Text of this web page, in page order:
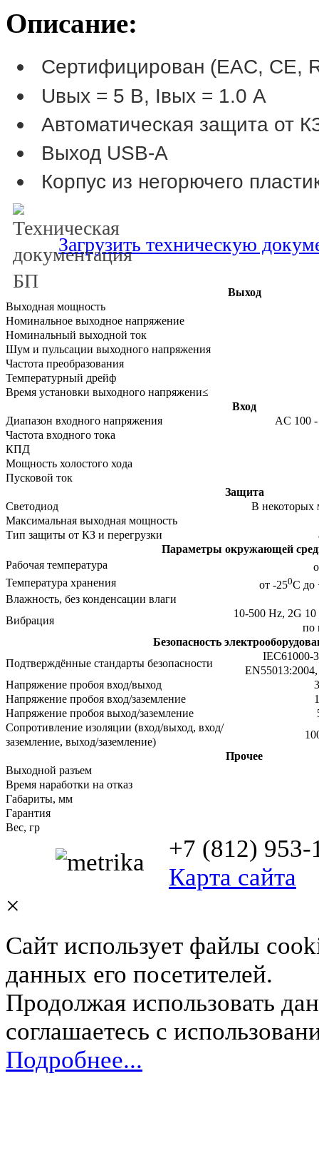
Описание:
Сертифицирован (EAC, CE,
Uвых = 5 В, Iвых = 1.0 А
Автоматическая защита от
Выход USB-A
Корпус из негорючего
Загрузить техническую
Выход
Выходная мощность
Номинальное выходное напряжение
Номинальный выходной ток
Шум и пульсации выходного напряжения
Частота преобразования
Температурный дрейф
Время установки выходного напряжени≤
Вход
Диапазон входного напряжения
AC 100
Частота входного тока
КПД
Мощность холостого хода
Пусковой ток
Защита
Светодиод
В некоторых
Максимальная выходная мощность
Тип защиты от КЗ и перегрузки
Параметры окружающей
Рабочая температура
Температура хранения
от -250C до
Влажность, без конденсации влаги
Вибрация
10-500 Hz, 2G
по
Безопасность
Подтверждённые стандарты безопасности
IEC61000-
Напряжение пробоя вход/выход
Напряжение пробоя вход/заземление
Напряжение пробоя выход/заземление
Сопротивление изоляции (вход/выход, вход/
заземление, выход/заземление)
Прочее
Выходной разъем
Время наработки на отказ
Габариты, мм
Гарантия
Вес, гр
+7 (812) 953-
Карта сайта
×
Сайт использует файлы
данных его посетителей.
Продолжая использовать
соглашаетесь с
Подробнее...